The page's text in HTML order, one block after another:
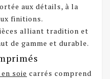
aux détails, à la
finitions.
alliant tradition et
de gamme et durable.
soie carrés comprend